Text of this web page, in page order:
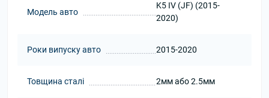
Модель авто
K5 IV (JF) (2015-
2020)
Роки випуску авто 2015-2020
Товщина сталі 2мм або 2.5мм